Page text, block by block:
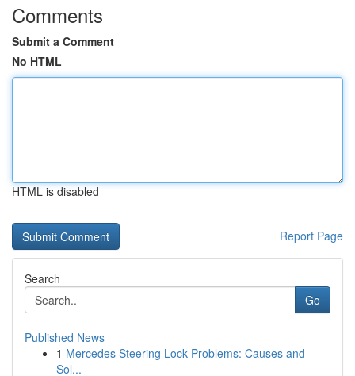
Comments
Submit a Comment
No HTML
HTML is disabled
Report Page
Search
Go
Published News
1 Mercedes Steering Lock Problems: Causes and
Sol...